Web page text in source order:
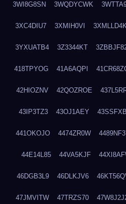
3WI8G8SN 3WQDYCWK
3XC4DIU7 3XMIH0VI
3YXUATB4 3Z3344KT
418TPYOG 41A6AQPI
42HIOZNV 42QOZROE
43IP3TZ3 43OJ1AEY
441OKOJO 4474ZR0W
44E14L85 44VA5KJF
46DGB3L9 46DLKJV6
47JMVITW 47TRZS70